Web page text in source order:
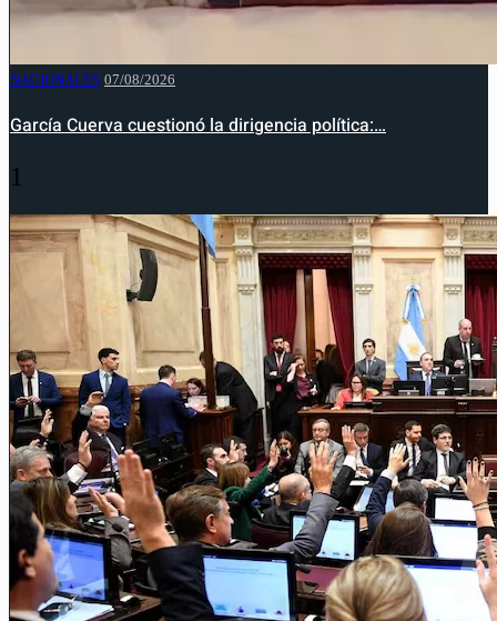
NACIONALES 07/08/2026
García Cuerva cuestionó la dirigencia política:…
1